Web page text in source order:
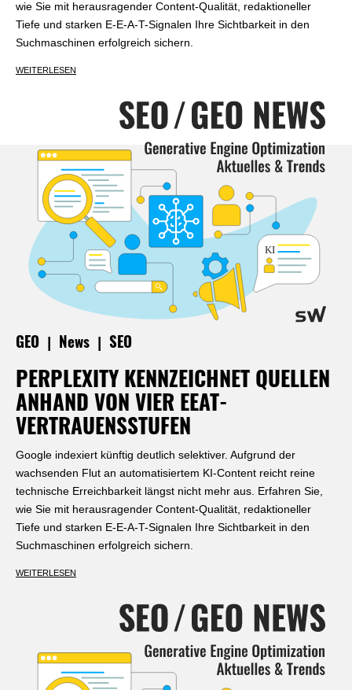
wie Sie mit herausragender Content-Qualität, redaktioneller
Tiefe und starken E-E-A-T-Signalen Ihre Sichtbarkeit in den
Suchmaschinen erfolgreich sichern.
WEITERLESEN
GEO | News | SEO
PERPLEXITY KENNZEICHNET QUELLEN
ANHAND VON VIER EEAT-
VERTRAUENSSTUFEN
Google indexiert künftig deutlich selektiver. Aufgrund der
wachsenden Flut an automatisiertem KI-Content reicht reine
technische Erreichbarkeit längst nicht mehr aus. Erfahren Sie,
wie Sie mit herausragender Content-Qualität, redaktioneller
Tiefe und starken E-E-A-T-Signalen Ihre Sichtbarkeit in den
Suchmaschinen erfolgreich sichern.
WEITERLESEN